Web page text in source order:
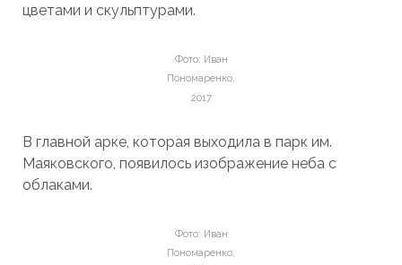
цветами и скульптурами.
Фото: Иван
Пономаренко,
2017
В главной арке, которая выходила в парк им.
Маяковского, появилось изображение неба с
облаками.
Фото: Иван
Пономаренко,